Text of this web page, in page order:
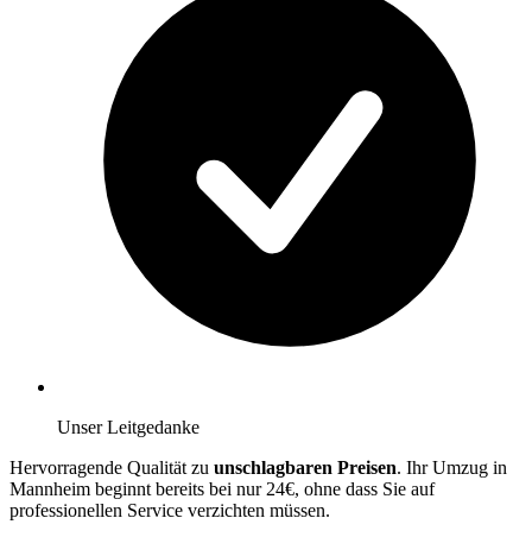
Unser Leitgedanke
Hervorragende Qualität zu unschlagbaren Preisen. Ihr Umzug in
Mannheim beginnt bereits bei nur 24€, ohne dass Sie auf
professionellen Service verzichten müssen.